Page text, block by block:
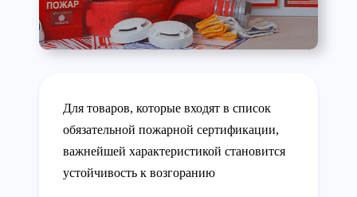
Для товаров, которые входят в список
обязательной пожарной сертификации,
важнейшей характеристикой становится
устойчивость к возгоранию